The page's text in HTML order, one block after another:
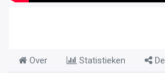
Over Statistieken